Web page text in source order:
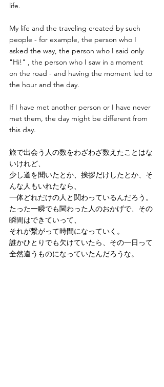
life.
My life and the traveling created by such
people - for example, the person who I
asked the way, the person who I said only
"Hi!" , the person who I saw in a moment
on the road - and having the moment led to
the hour and the day.
If I have met another person or I have never
met them, the day might be different from
this day.
旅で出会う人の数をわざわざ数えたことはな
いけれど、
少し道を聞いたとか、挨拶だけしたとか、そ
んな人もいれたなら、
一体どれだけの人と関わっているんだろう。
たった一瞬でも関わった人のおかげで、その
瞬間はできていって、
それが繋がって時間になっていく。
誰かひとりでも欠けていたら、その一日って
全然違うものになっていたんだろうな。